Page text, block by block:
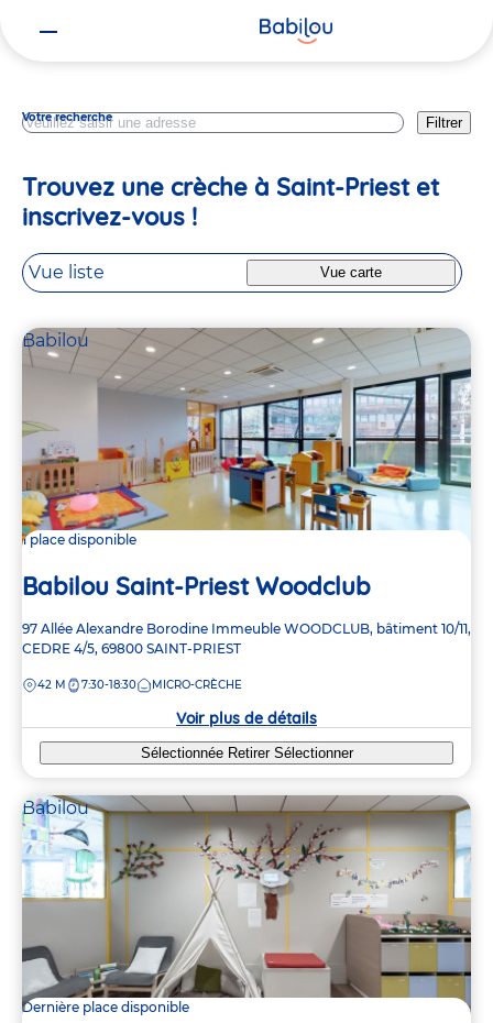
Votre recherche Filtrer
Trouvez une crèche à Saint-Priest et
inscrivez-vous !
Vue liste Vue carte
Babilou
1 place disponible
Babilou Saint-Priest Woodclub
Adresse
de
crèche
97 Allée Alexandre Borodine Immeuble WOODCLUB, bâtiment 10/11,
CEDRE 4/5, 69800 SAINT-PRIEST
DISTANCE
42 M 7:30-18:30 MICRO-CRÈCHE
Voir plus de détails
Sélectionnée Retirer Sélectionner
Babilou
Dernière place disponible